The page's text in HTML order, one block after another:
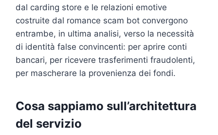
dal carding store e le relazioni emotive
costruite dal romance scam bot convergono
entrambe, in ultima analisi, verso la necessità
di identità false convincenti: per aprire conti
bancari, per ricevere trasferimenti fraudolenti,
per mascherare la provenienza dei fondi.
Cosa sappiamo sull’architettura
del servizio